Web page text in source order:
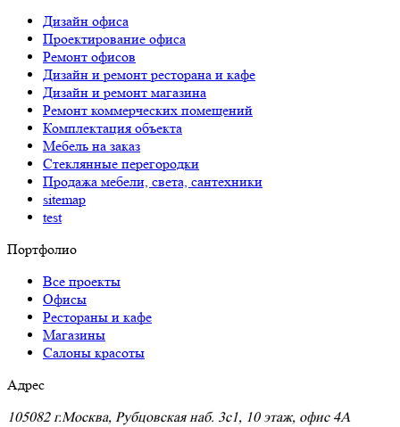
Дизайн офиса
Проектирование офиса
Ремонт офисов
Дизайн и ремонт ресторана и кафе
Дизайн и ремонт магазина
Ремонт коммерческих помещений
Комплектация объекта
Мебель на заказ
Стеклянные перегородки
Продажа мебели, света, сантехники
sitemap
test
Портфолио
Все проекты
Офисы
Рестораны и кафе
Магазины
Салоны красоты
Адрес
105082 г.Москва, Рубцовская наб. 3с1, 10 этаж, офис 4A